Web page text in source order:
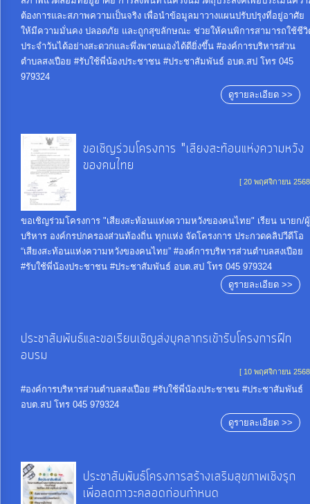
ต้องการและสภาพความเป็นจริง เพื่อนำข้อมูลมาวางแผนปรับปรุงที่อยู่อาศัย
ให้มีความมั่นคง ปลอดภัย และถูกสุขลักษณะ ช่วยให้คนพิการสามารถใช้ชีวิ
ประจำวันได้อย่างสะดวกและพึ่งพาตนเองได้ดียิ่งขึ้น #องค์การบริหารส่วน
ตำบลสงเปือย #รับใช้พี่น้องประชาชน #ประชาสัมพันธ์ อบต.สป โทร 045
979324
ดูรายละเอียด >>
ขอเชิญร่วมโครงการ "เสียงสะท้อนแห่งความหวัง
ของคนไทย
[ 20 พฤศจิกายน
ขอเชิญร่วมโครงการ "เสียงสะท้อนแห่งความหวังของคนไทย" เรียน นายก/ผู้
บริหาร องค์กรปกครองส่วนท้องถิ่น ทุกแห่ง จัดโครงการ ประกวดคลิปวีดีโอ
“เสียงสะท้อนแห่งความหวังของคนไทย” #องค์การบริหารส่วนตำบลสงเปือย
#รับใช้พี่น้องประชาชน #ประชาสัมพันธ์ อบต.สป โทร 045 979324
ดูรายละเอียด >>
ประชาสัมพันธ์และขอเรียนเชิญส่งบุคลากรเข้ารับโครงการฝึก
อบรม
[ 10 พฤศจิกายน
#องค์การบริหารส่วนตำบลสงเปือย #รับใช้พี่น้องประชาชน #ประชาสัมพันธ์
อบต.สป โทร 045 979324
ดูรายละเอียด >>
ประชาสัมพันธ์โครงการสร้างเสริมสุขภาพเชิงรุก
เพื่อลดภาวะคลอดก่อนกำหนด